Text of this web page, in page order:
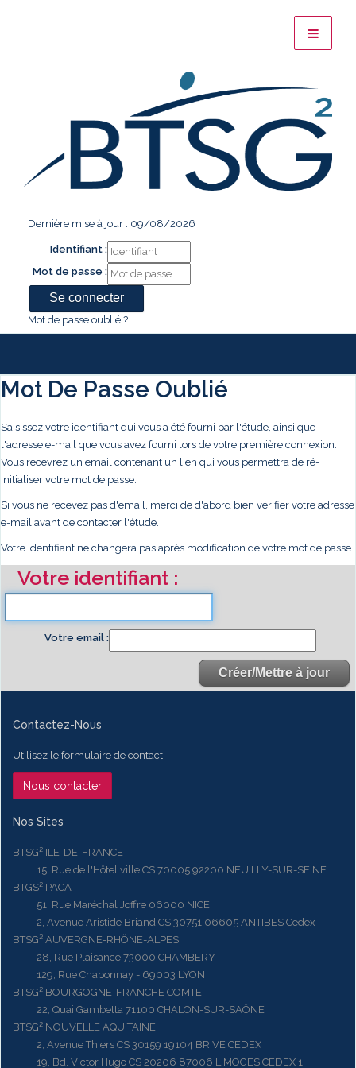
Dernière mise à jour : 09/08/2026
Identifiant :
Mot de passe :
Mot de passe oublié ?
Mot De Passe Oublié
Saisissez votre identifiant qui vous a été fourni par l'étude, ainsi que
l'adresse e-mail que vous avez fourni lors de votre première connexion.
Vous recevrez un email contenant un lien qui vous permettra de ré-
initialiser votre mot de passe.
Si vous ne recevez pas d'email, merci de d'abord bien vérifier votre adresse
e-mail avant de contacter l'étude.
Votre identifiant ne changera pas après modification de votre mot de passe
Votre identifiant
Votre email
Contactez-Nous
Utilisez le formulaire de contact
Nous contacter
Nos Sites
BTSG² ILE-DE-FRANCE
15, Rue de l'Hôtel ville CS 70005 92200 NEUILLY-SUR-SEINE
BTGS² PACA
51, Rue Maréchal Joffre 06000 NICE
2, Avenue Aristide Briand CS 30751 06605 ANTIBES Cedex
BTSG² AUVERGNE-RHÔNE-ALPES
28, Rue Plaisance 73000 CHAMBERY
129, Rue Chaponnay - 69003 LYON
BTSG² BOURGOGNE-FRANCHE COMTE
22, Quai Gambetta 71100 CHALON-SUR-SAÔNE
BTSG² NOUVELLE AQUITAINE
2, Avenue Thiers CS 30159 19104 BRIVE CEDEX
19, Bd. Victor Hugo CS 20206 87006 LIMOGES CEDEX 1